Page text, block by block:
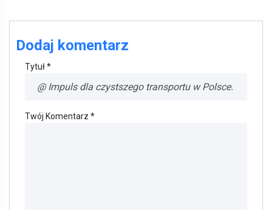
Dodaj komentarz
Tytuł *
Twój Komentarz *